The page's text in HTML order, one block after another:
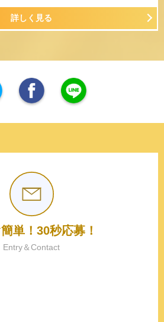
詳しく見る
単！30秒応募！
Entry＆Contact